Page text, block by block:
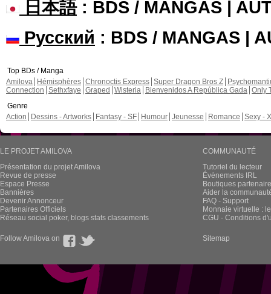
日本語: BDS / MANGAS |
Русский : BDS / MANGAS |
Top BDs / Manga
Amilova
Hémisphères Chronoctis Express Super Dragon Bros Z
Connection Sethxfaye Graped Wisteria Bienvenidos A República Gada Only
Genre
Action
Dessins - Artworks Fantasy - SF Humour Jeunesse Romance Sexy -
LE PROJET AMILOVA
Présentation du projet Amilova
Revue de presse
Espace Presse
Bannières
Devenir Annonceur
Partenaires Officiels
Réseau social poker, blogs stats classements
COMMUNAUTÉ
Tutoriel du lecteur
Évènements IRL
Boutiques
Aider la
FAQ - Support
Monnaie virtuelle :
CGU - Conditions
Follow Amilova on Sitemap